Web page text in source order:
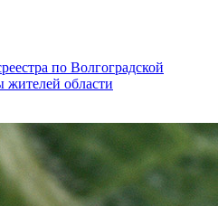
по Волгоградской
жителей области